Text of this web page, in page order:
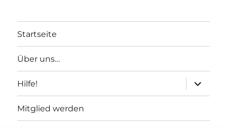
Startseite
Über uns…
Hilfe!
anzeigen
Mitglied werden